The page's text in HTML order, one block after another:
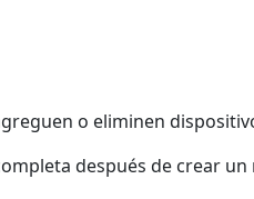
o eliminen
después de crear